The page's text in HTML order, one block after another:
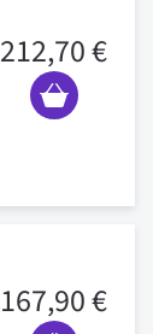
212,70 €
167,90 €